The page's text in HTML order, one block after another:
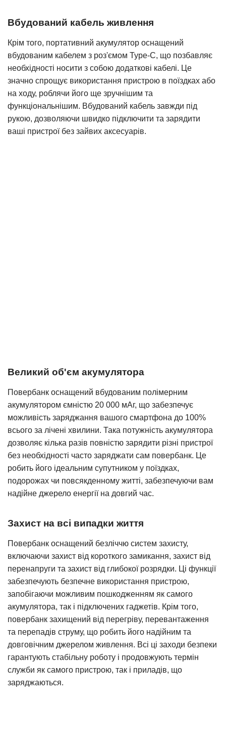
Вбудований кабель живлення
Крім того, портативний акумулятор оснащений
вбудованим кабелем з роз'ємом Type-C, що позбавляє
необхідності носити з собою додаткові кабелі. Це
значно спрощує використання пристрою в поїздках або
на ходу, роблячи його ще зручнішим та
функціональнішим. Вбудований кабель завжди під
рукою, дозволяючи швидко підключити та зарядити
ваші пристрої без зайвих аксесуарів.
Великий об'єм акумулятора
Повербанк оснащений вбудованим полімерним
акумулятором ємністю 20 000 мАг, що забезпечує
можливість заряджання вашого смартфона до 100%
всього за лічені хвилини. Така потужність акумулятора
дозволяє кілька разів повністю зарядити різні пристрої
без необхідності часто заряджати сам повербанк. Це
робить його ідеальним супутником у поїздках,
подорожах чи повсякденному житті, забезпечуючи вам
надійне джерело енергії на довгий час.
Захист на всі випадки життя
Повербанк оснащений безліччю систем захисту,
включаючи захист від короткого замикання, захист від
перенапруги та захист від глибокої розрядки. Ці функції
забезпечують безпечне використання пристрою,
запобігаючи можливим пошкодженням як самого
акумулятора, так і підключених гаджетів. Крім того,
повербанк захищений від перегріву, перевантаження
та перепадів струму, що робить його надійним та
довговічним джерелом живлення. Всі ці заходи безпеки
гарантують стабільну роботу і продовжують термін
служби як самого пристрою, так і приладів, що
заряджаються.